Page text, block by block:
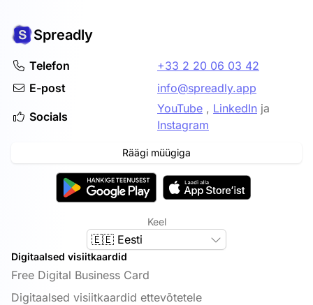
Spreadly
Telefon
+33 2 20 06 03 42
E-post
info@spreadly.app
Socials
YouTube , LinkedIn ja
Instagram
Räägi müügiga
Keel
🇪🇪 Eesti
Digitaalsed visiitkaardid
Free Digital Business Card
Digitaalsed visiitkaardid ettevõtetele